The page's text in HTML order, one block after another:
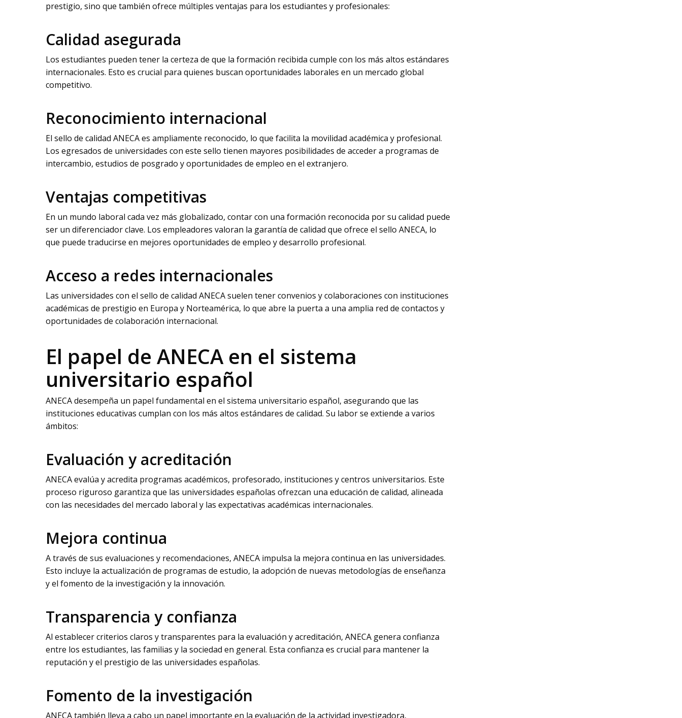
prestigio, sino que también ofrece múltiples ventajas para los estudiantes y profesionales:
Calidad asegurada
Los estudiantes pueden tener la certeza de que la formación recibida cumple con los más altos estándares
internacionales. Esto es crucial para quienes buscan oportunidades laborales en un mercado global
competitivo.
Reconocimiento internacional
El sello de calidad ANECA es ampliamente reconocido, lo que facilita la movilidad académica y profesional.
Los egresados de universidades con este sello tienen mayores posibilidades de acceder a programas de
intercambio, estudios de posgrado y oportunidades de empleo en el extranjero.
Ventajas competitivas
En un mundo laboral cada vez más globalizado, contar con una formación reconocida por su calidad puede
ser un diferenciador clave. Los empleadores valoran la garantía de calidad que ofrece el sello ANECA, lo
que puede traducirse en mejores oportunidades de empleo y desarrollo profesional.
Acceso a redes internacionales
Las universidades con el sello de calidad ANECA suelen tener convenios y colaboraciones con instituciones
académicas de prestigio en Europa y Norteamérica, lo que abre la puerta a una amplia red de contactos y
oportunidades de colaboración internacional.
El papel de ANECA en el sistema
universitario español
ANECA desempeña un papel fundamental en el sistema universitario español, asegurando que las
instituciones educativas cumplan con los más altos estándares de calidad. Su labor se extiende a varios
ámbitos:
Evaluación y acreditación
ANECA evalúa y acredita programas académicos, profesorado, instituciones y centros universitarios. Este
proceso riguroso garantiza que las universidades españolas ofrezcan una educación de calidad, alineada
con las necesidades del mercado laboral y las expectativas académicas internacionales.
Mejora continua
A través de sus evaluaciones y recomendaciones, ANECA impulsa la mejora continua en las universidades.
Esto incluye la actualización de programas de estudio, la adopción de nuevas metodologías de enseñanza
y el fomento de la investigación y la innovación.
Transparencia y confianza
Al establecer criterios claros y transparentes para la evaluación y acreditación, ANECA genera confianza
entre los estudiantes, las familias y la sociedad en general. Esta confianza es crucial para mantener la
reputación y el prestigio de las universidades españolas.
Fomento de la investigación
ANECA también lleva a cabo un papel importante en la evaluación de la actividad investigadora,